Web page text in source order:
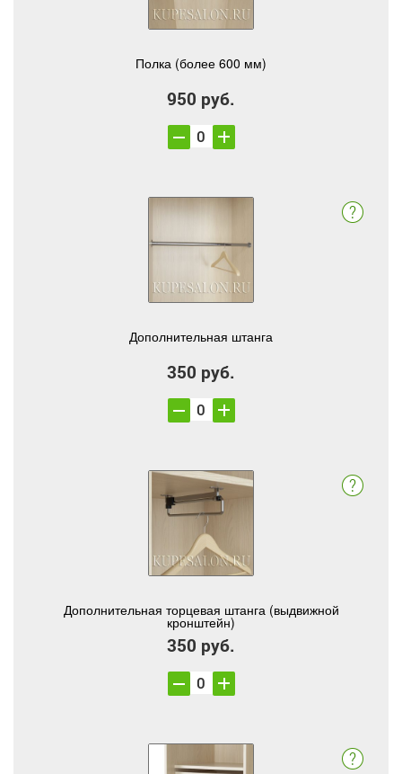
Полка (более 600 мм)
950 руб.
Дополнительная штанга
350 руб.
Дополнительная торцевая штанга (выдвижной
кронштейн)
350 руб.